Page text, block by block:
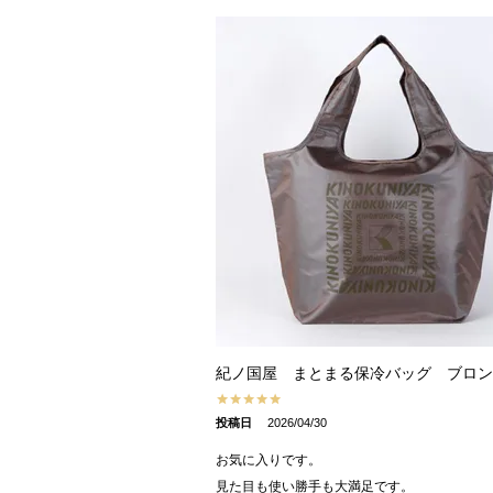
紀ノ国屋 まとまる保冷バッグ ブロ
投稿日 2026/04/30
お気に入りです。
見た目も使い勝手も大満足です。